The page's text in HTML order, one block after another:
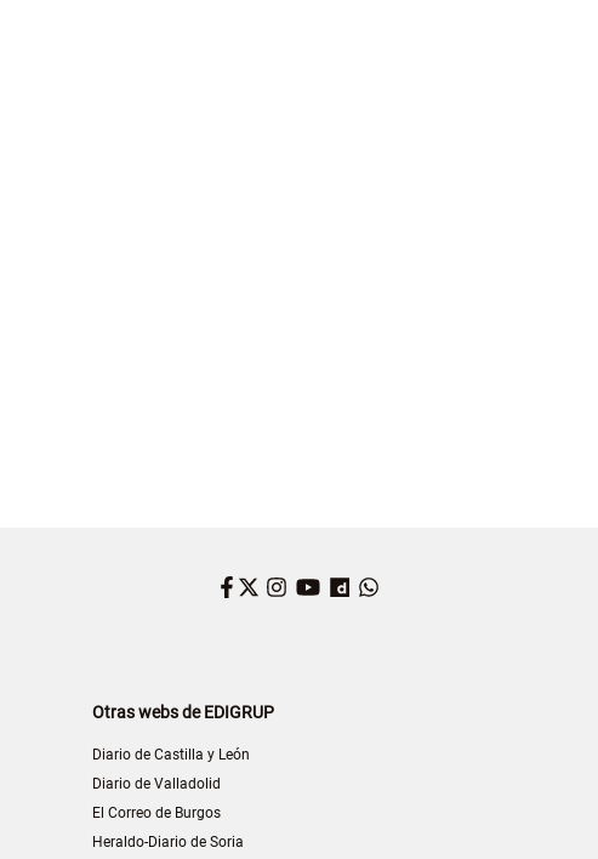
Facebook
Twitter
Instagram
YouTube
Dailymotion
Otras webs de EDIGRUP
Diario de Castilla y León
Diario de Valladolid
El Correo de Burgos
Heraldo-Diario de Soria